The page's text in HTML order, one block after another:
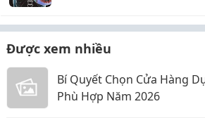
Được xem nhiều
Bí Quyết Chọn Cửa Hàng
Phù Hợp Năm 2026